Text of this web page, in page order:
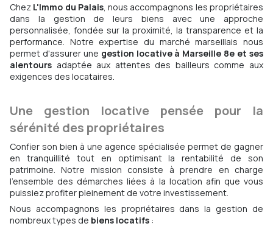
Chez L'Immo du Palais, nous accompagnons les propriétaires
dans la gestion de leurs biens avec une approche
personnalisée, fondée sur la proximité, la transparence et la
performance. Notre expertise du marché marseillais nous
permet d'assurer une gestion locative à Marseille 8e et ses
alentours adaptée aux attentes des bailleurs comme aux
exigences des locataires.
Une gestion locative pensée pour la
sérénité des propriétaires
Confier son bien à une agence spécialisée permet de gagner
en tranquillité tout en optimisant la rentabilité de son
patrimoine. Notre mission consiste à prendre en charge
l'ensemble des démarches liées à la location afin que vous
puissiez profiter pleinement de votre investissement.
Nous accompagnons les propriétaires dans la gestion de
nombreux types de biens locatifs :